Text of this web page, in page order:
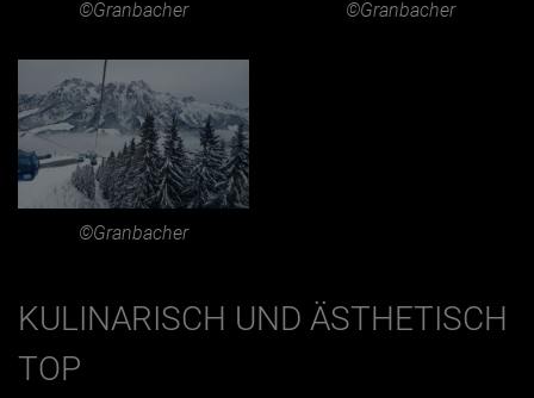
©Granbacher ©Granbacher
©Granbacher
KULINARISCH UND ÄSTHETISCH
TOP